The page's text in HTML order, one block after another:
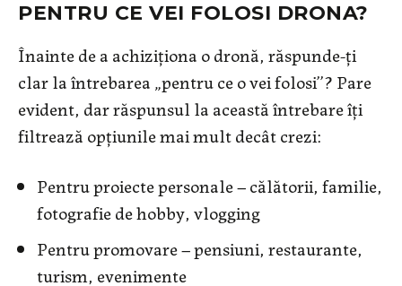
PENTRU CE VEI FOLOSI DRONA?
Înainte de a achiziționa o dronă, răspunde-ți
clar la întrebarea „pentru ce o vei folosi’’? Pare
evident, dar răspunsul la această întrebare îți
filtrează opțiunile mai mult decât crezi:
Pentru proiecte personale – călătorii, familie,
fotografie de hobby, vlogging
Pentru promovare – pensiuni, restaurante,
turism, evenimente